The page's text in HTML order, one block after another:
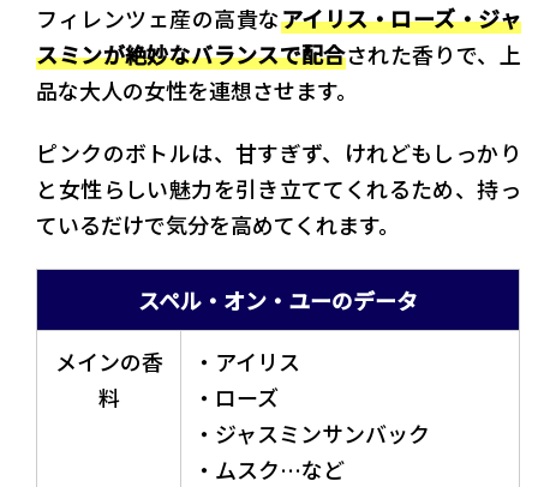
フィレンツェ産の高貴なアイリス・ローズ・ジャ
スミンが絶妙なバランスで配合された香りで、上
品な大人の女性を連想させます。
ピンクのボトルは、甘すぎず、けれどもしっかり
と女性らしい魅力を引き立ててくれるため、持っ
ているだけで気分を高めてくれます。
スペル・オン・ユーのデータ
メインの香
料
・アイリス
・ローズ
・ジャスミンサンバック
・ムスク…など